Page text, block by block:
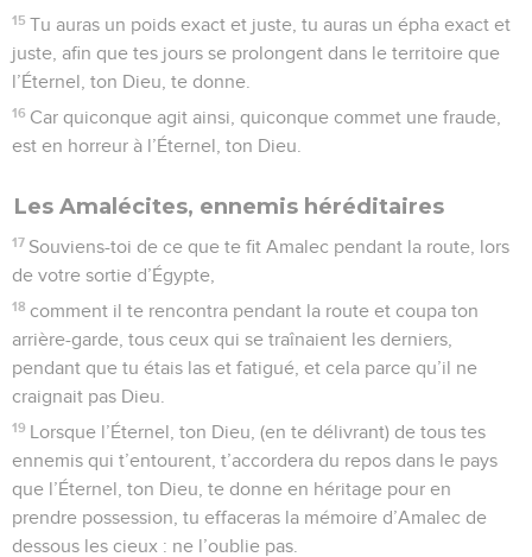
15 Tu auras un poids exact et juste, tu auras un épha exact et
juste, afin que tes jours se prolongent dans le territoire que
l’Éternel, ton Dieu, te donne.
16 Car quiconque agit ainsi, quiconque commet une fraude,
est en horreur à l’Éternel, ton Dieu.
Les Amalécites, ennemis héréditaires
17 Souviens-toi de ce que te fit Amalec pendant la route, lors
de votre sortie d’Égypte,
18 comment il te rencontra pendant la route et coupa ton
arrière-garde, tous ceux qui se traînaient les derniers,
pendant que tu étais las et fatigué, et cela parce qu’il ne
craignait pas Dieu.
19 Lorsque l’Éternel, ton Dieu, (en te délivrant) de tous tes
ennemis qui t’entourent, t’accordera du repos dans le pays
que l’Éternel, ton Dieu, te donne en héritage pour en
prendre possession, tu effaceras la mémoire d’Amalec de
dessous les cieux : ne l’oublie pas.